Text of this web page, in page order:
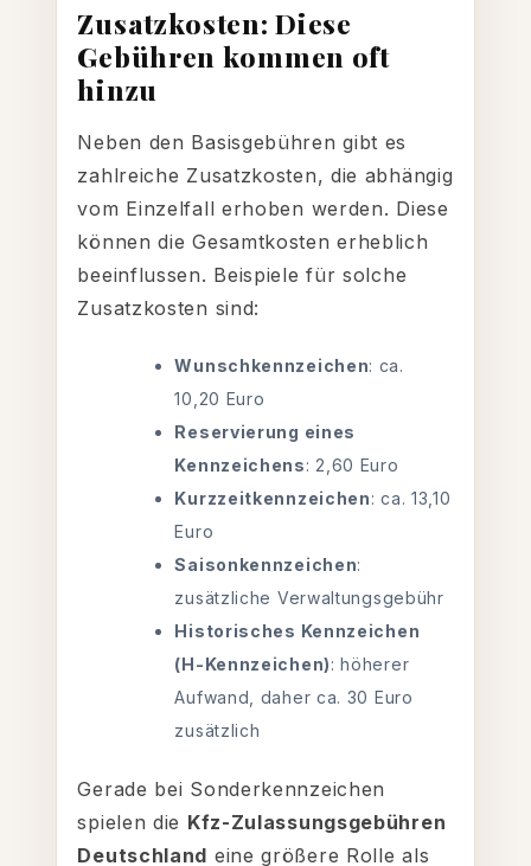
Zusatzkosten: Diese
Gebühren kommen oft
hinzu
Neben den Basisgebühren gibt es
zahlreiche Zusatzkosten, die abhängig
vom Einzelfall erhoben werden. Diese
können die Gesamtkosten erheblich
beeinflussen. Beispiele für solche
Zusatzkosten sind:
Wunschkennzeichen: ca.
10,20 Euro
Reservierung eines
Kennzeichens: 2,60 Euro
Kurzzeitkennzeichen: ca. 13,10
Euro
Saisonkennzeichen:
zusätzliche Verwaltungsgebühr
Historisches Kennzeichen
(H-Kennzeichen): höherer
Aufwand, daher ca. 30 Euro
zusätzlich
Gerade bei Sonderkennzeichen
spielen die Kfz-Zulassungsgebühren
Deutschland eine größere Rolle als